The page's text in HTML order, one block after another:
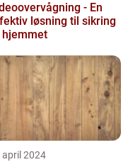
- En
løsning til sikring
april 2024